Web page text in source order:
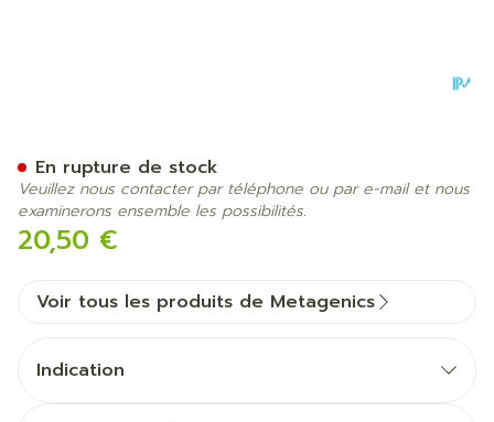
20,50 €
En rupture de stock
Veuillez nous contacter par téléphone ou par e-mail et nous
examinerons ensemble les possibilités.
Voir tous les produits de Metagenics
Indication